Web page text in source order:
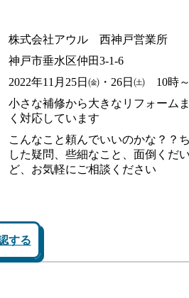
株式会社アウル 西神戸営業所
神戸市垂水区仲田3-1-6
2022年11月25日㈮・26日㈯ 10時
小さな補修から大きなリフォーム
く対応しています
こんなこと頼んでいいのかな？？
した疑問、些細なこと、面倒くだ
ど、お気軽にご相談ください
する